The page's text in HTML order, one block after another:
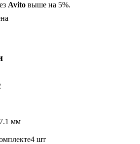
Avito выше на 5%.
мм
4 шт